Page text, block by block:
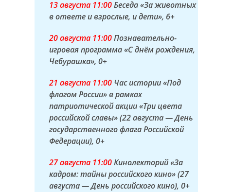
13 августа 11:00Беседа «За животных
в ответе и взрослые, и дети», 6+
20 августа 11:00Познавательно-
игровая программа «С днём рождения,
Чебурашка», 0+
21 августа 11:00 Час истории «Под
флагом России» в рамках
патриотической акции «Три цвета
российской славы» (22 августа — День
государственного флага Российской
Федерации), 0+
27 августа 11:00Кинолекторий «За
кадром: тайны российского кино» (27
августа — День российского кино), 0+